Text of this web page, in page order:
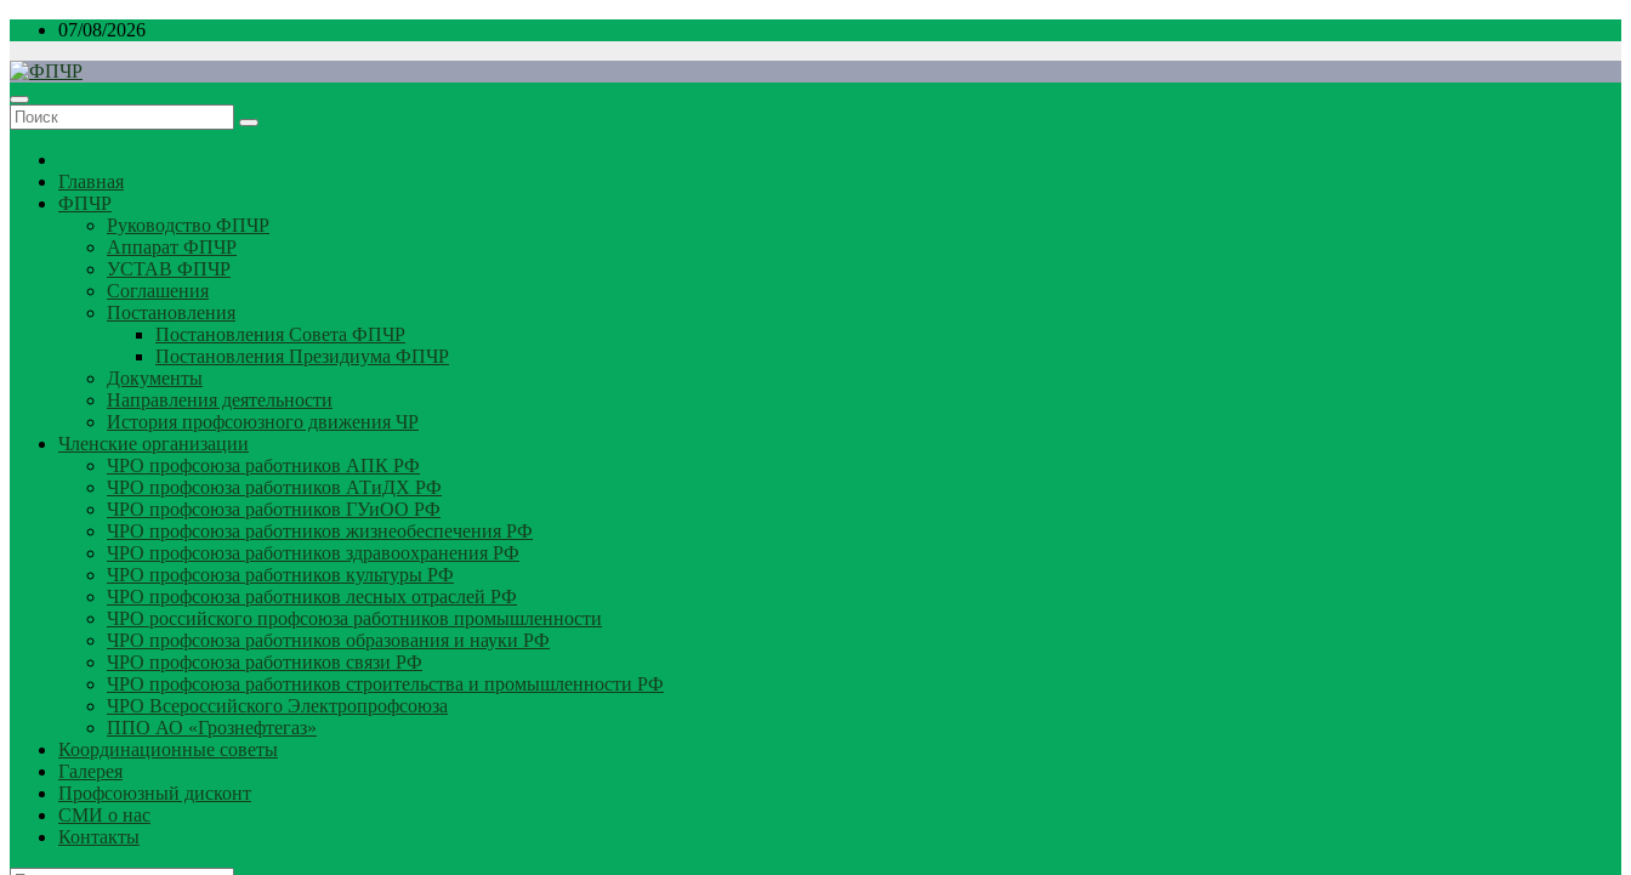
Перейти
содержимому
07/08/2026
Главная
ФПЧР
Руководство ФПЧР
Аппарат ФПЧР
УСТАВ ФПЧР
Соглашения
Постановления
Постановления Совета ФПЧР
Постановления Президиума ФПЧР
Документы
Направления деятельности
История профсоюзного движения ЧР
Членские организации
ЧРО профсоюза работников АПК РФ
ЧРО профсоюза работников АТиДХ РФ
ЧРО профсоюза работников ГУиОО РФ
ЧРО профсоюза работников жизнеобеспечения РФ
ЧРО профсоюза работников здравоохранения РФ
ЧРО профсоюза работников культуры РФ
ЧРО профсоюза работников лесных отраслей РФ
ЧРО российского профсоюза работников промышленности
ЧРО профсоюза работников образования и науки РФ
ЧРО профсоюза работников связи РФ
ЧРО профсоюза работников строительства и промышленности РФ
ЧРО Всероссийского Электропрофсоюза
ППО АО «Грознефтегаз»
Координационные советы
Галерея
Профсоюзный дисконт
СМИ о нас
Контакты